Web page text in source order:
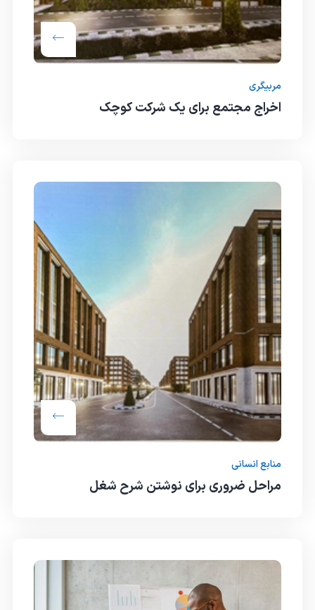
مربیگری
اخراج مجتمع برای یک شرکت کوچک
منابع انسانی
مراحل ضروری برای نوشتن شرح شغل